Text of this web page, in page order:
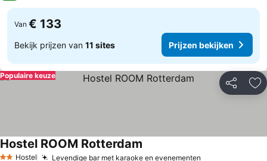
Van € 133
Bekijk prijzen van 11 sites Prijzen bekijken
Delen
Populaire keuze
Hostel Levendige bar met karaoke en evenementen
Hostel ROOM Rotterdam